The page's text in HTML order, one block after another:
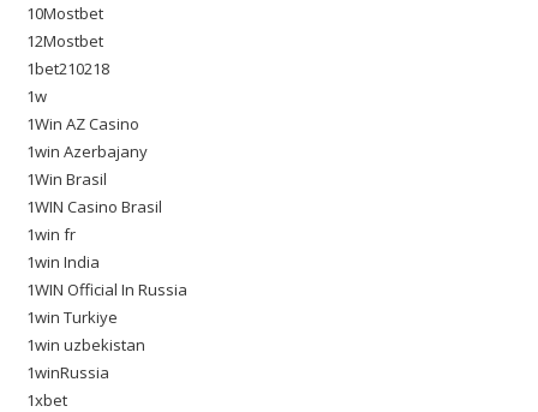
10Mostbet
12Mostbet
1bet210218
1w
1Win AZ Casino
1win Azerbajany
1Win Brasil
1WIN Casino Brasil
1win fr
1win India
1WIN Official In Russia
1win Turkiye
1win uzbekistan
1winRussia
1xbet